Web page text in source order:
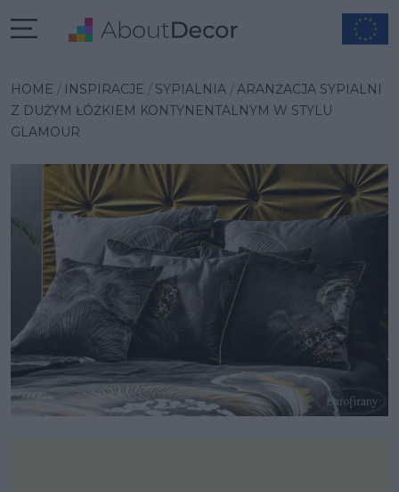
HOME INSPIRACJE SYPIALNIA
ARANŻACJA SYPIALNI
Z DUŻYM ŁÓŻKIEM KONTYNENTALNYM W STYLU
GLAMOUR